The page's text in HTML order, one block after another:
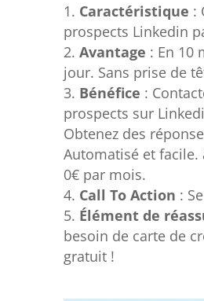
Caractéristique :
prospects Linkedin
Avantage : En 10
jour. Sans prise de
Bénéfice :
prospects sur
Obtenez des
Automatisé et facile.
0€ par mois.
Call To Action :
Élément de
besoin de carte de
gratuit !